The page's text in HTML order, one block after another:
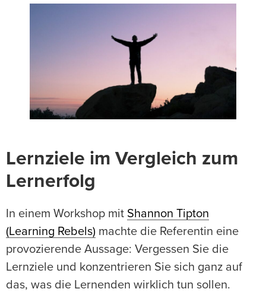
Lernziele im Vergleich zum
Lernerfolg
In einem Workshop mit Shannon Tipton
(Learning Rebels) machte die Referentin eine
provozierende Aussage: Vergessen Sie die
Lernziele und konzentrieren Sie sich ganz auf
das, was die Lernenden wirklich tun sollen.